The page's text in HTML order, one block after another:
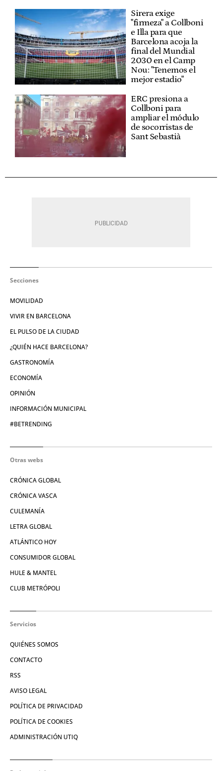
Sirera exige
"firmeza" a Collboni
e Illa para que
Barcelona acoja la
final del Mundial
2030 en el Camp
Nou: "Tenemos el
mejor estadio"
ERC presiona a
Collboni para
ampliar el módulo
de socorristas de
Sant Sebastià
Secciones
MOVILIDAD
VIVIR EN BARCELONA
EL PULSO DE LA CIUDAD
¿QUIÉN HACE BARCELONA?
GASTRONOMÍA
ECONOMÍA
OPINIÓN
INFORMACIÓN MUNICIPAL
#BETRENDING
Otras webs
CRÓNICA GLOBAL
CRÓNICA VASCA
CULEMANÍA
LETRA GLOBAL
ATLÁNTICO HOY
CONSUMIDOR GLOBAL
HULE & MANTEL
CLUB METRÓPOLI
Servicios
QUIÉNES SOMOS
CONTACTO
RSS
AVISO LEGAL
POLÍTICA DE PRIVACIDAD
POLÍTICA DE COOKIES
ADMINISTRACIÓN UTIQ